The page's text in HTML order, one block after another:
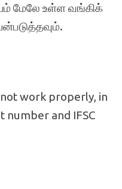
மேலே உள்ள வங்கிக்
work properly, in
number and IFSC